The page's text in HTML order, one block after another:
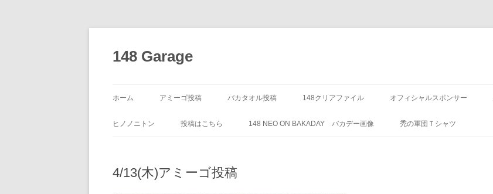
ン
ツ
ッ
148 Garage
ホーム アミーゴ投稿 バカタオル投稿 148クリアファイル オフィシャルスポンサー
ヒノノニトン 投稿はこちら 148 NEO ON BAKADAY バカデー画像 禿の軍団Ｔシャツ
4/13(木)アミーゴ投稿